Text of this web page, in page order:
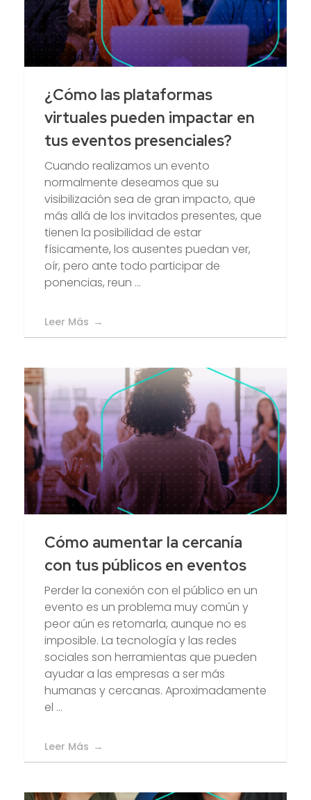
¿Cómo las plataformas
virtuales pueden impactar en
tus eventos presenciales?
Cuando realizamos un evento
normalmente deseamos que su
visibilización sea de gran impacto, que
más allá de los invitados presentes, que
tienen la posibilidad de estar
físicamente, los ausentes puedan ver,
oír, pero ante todo participar de
ponencias, reun ...
Leer Más
Cómo aumentar la cercanía
con tus públicos en eventos
Perder la conexión con el público en un
evento es un problema muy común y
peor aún es retomarla, aunque no es
imposible. La tecnología y las redes
sociales son herramientas que pueden
ayudar a las empresas a ser más
humanas y cercanas. Aproximadamente
el ...
Leer Más